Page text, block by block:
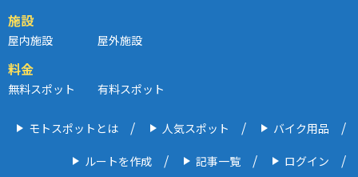
施設
屋内施設 屋外施設
料金
無料スポット 有料スポット
モトスポットとは 人気スポット バイク用品
ルートを作成 記事一覧 ログイン